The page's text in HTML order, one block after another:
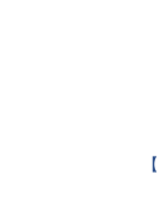
【